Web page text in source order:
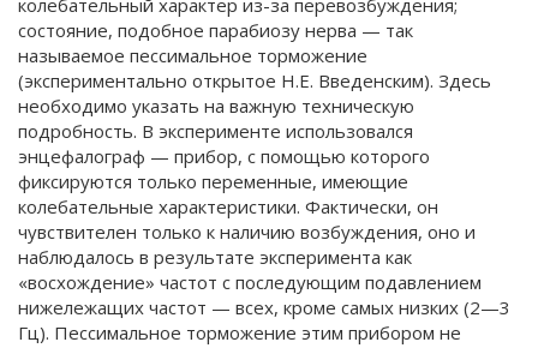
колебательный характер из-за перевозбуждения;
состояние, подобное парабиозу нерва — так
называемое пессимальное торможение
(экспериментально открытое Н.Е. Введенским). Здесь
необходимо указать на важную техническую
подробность. В эксперименте использовался
энцефалограф — прибор, с помощью которого
фиксируются только переменные, имеющие
колебательные характеристики. Фактически, он
чувствителен только к наличию возбуждения, оно и
наблюдалось в результате эксперимента как
«восхождение» частот с последующим подавлением
нижележащих частот — всех, кроме самых низких (2—3
Гц). Пессимальное торможение этим прибором не